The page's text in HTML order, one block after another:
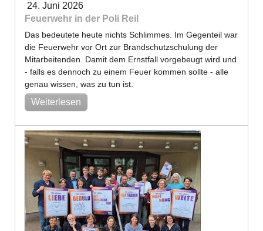
24. Juni 2026
Feuerwehr in der Poli Reil
Das bedeutete heute nichts Schlimmes. Im Gegenteil war
die Feuerwehr vor Ort zur Brandschutzschulung der
Mitarbeitenden. Damit dem Ernstfall vorgebeugt wird und
- falls es dennoch zu einem Feuer kommen sollte - alle
genau wissen, was zu tun ist.
Weiterlesen